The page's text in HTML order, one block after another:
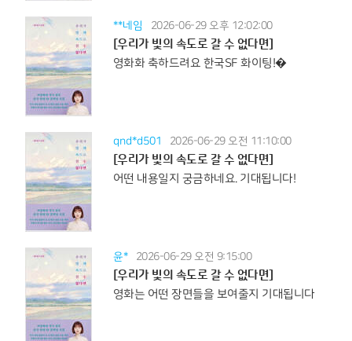
**네임 2026-06-29 오후 12:02:00
[우리가 빛의 속도로 갈 수 없다면]
영화화 축하드려요 한국SF 화이팅!�
qnd*d501 2026-06-29 오전 11:10:00
[우리가 빛의 속도로 갈 수 없다면]
어떤 내용일지 궁금하네요. 기대됩니다!
윤* 2026-06-29 오전 9:15:00
[우리가 빛의 속도로 갈 수 없다면]
영화는 어떤 장면들을 보여줄지 기대됩니다